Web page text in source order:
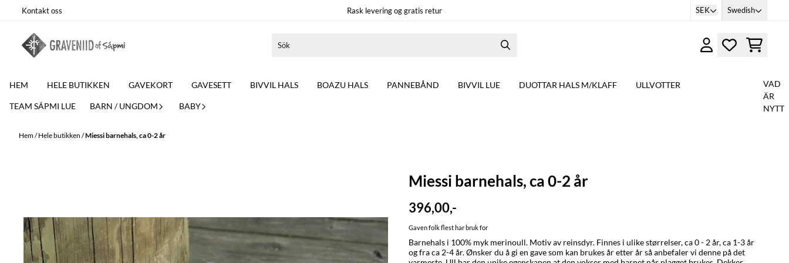
Hoppa till innehåll
Kontakt oss Rask levering og gratis retur SEK Swedish
HEM HELE BUTIKKEN GAVEKORT GAVESETT BIVVIL HALS BOAZU HALS PANNEBÅND BIVVIL LUE DUOTTAR HALS M/KLAFF ULLVOTTER
TEAM SÁPMI LUE BARN / UNGDOM BABY
VAD
ÄR
NYTT
Hem/Hele butikken /Miessi barnehals, ca 0-2 år
Miessi barnehals, ca 0-2 år
396,00,-
Gaven folk flest har bruk for
Barnehals i 100% myk merinoull. Motiv av reinsdyr. Finnes i ulike størrelser, ca 0 - 2 år, ca 1-3 år
og fra ca 2-4 år. Ønsker du å gi en gave som kan brukes år etter år så anbefaler vi denne på det